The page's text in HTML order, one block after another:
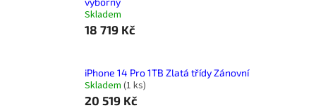
Skladem
18 719 Kč
iPhone 14 Pro 1TB Zlatá třídy Zánovní
Skladem (1 ks)
20 519 Kč